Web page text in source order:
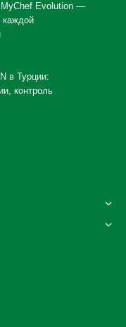
MyChef Evolution —
каждой
в Турции:
контроль